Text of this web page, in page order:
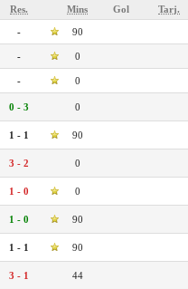
Res. Mins Gol Tarj.
- 90
- 0
- 0
0 - 3 0
1 - 1 90
3 - 2 0
1 - 0 0
1 - 0 90
1 - 1 90
3 - 1 44